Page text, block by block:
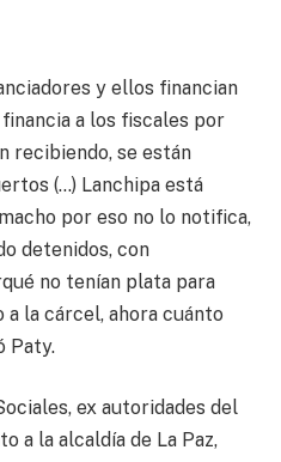
y ellos financian
a los fiscales por
recibiendo, se están
(…) Lanchipa está
por eso no lo notifica,
detenidos, con
no tenían plata para
a la cárcel, ahora cuánto
Paty.
ex autoridades del
a la alcaldía de La Paz,